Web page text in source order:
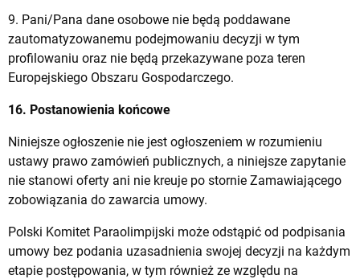
9. Pani/Pana dane osobowe nie będą poddawane
zautomatyzowanemu podejmowaniu decyzji w tym
profilowaniu oraz nie będą przekazywane poza teren
Europejskiego Obszaru Gospodarczego.
16. Postanowienia końcowe
Niniejsze ogłoszenie nie jest ogłoszeniem w rozumieniu
ustawy prawo zamówień publicznych, a niniejsze zapytanie
nie stanowi oferty ani nie kreuje po stornie Zamawiającego
zobowiązania do zawarcia umowy.
Polski Komitet Paraolimpijski może odstąpić od podpisania
umowy bez podania uzasadnienia swojej decyzji na każdym
etapie postępowania, w tym również ze względu na